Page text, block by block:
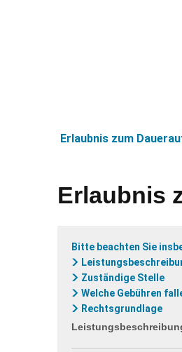
Erlaubnis zum
Erlaubnis
Bitte beachten Sie
Zuständige Stelle
Welche Gebühren
Rechtsgrundlage